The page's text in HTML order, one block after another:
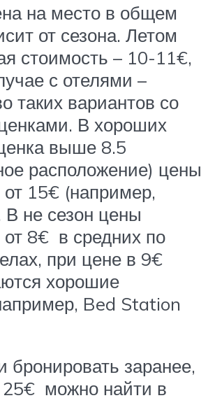
на место в общем
от сезона. Летом
стоимость – 10-11€,
с отелями –
таких вариантов со
В хороших
выше 8.5
расположение) цены
15€ (например,
не сезон цены
8€ в средних по
при цене в 9€
хорошие
Bed Station
бронировать заранее,
25€ можно найти в